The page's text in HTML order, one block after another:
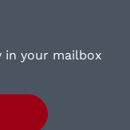
in your mailbox